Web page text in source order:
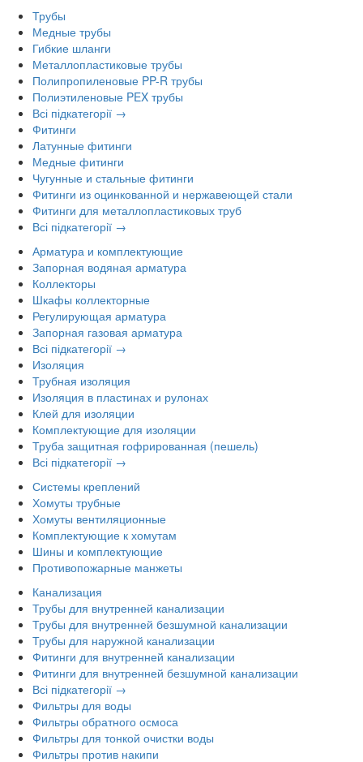
Трубы
Медные трубы
Гибкие шланги
Металлопластиковые трубы
Полипропиленовые PP-R трубы
Полиэтиленовые PEX трубы
Всі підкатегорії →
Фитинги
Латунные фитинги
Медные фитинги
Чугунные и стальные фитинги
Фитинги из оцинкованной и нержавеющей стали
Фитинги для металлопластиковых труб
Всі підкатегорії →
Арматура и комплектующие
Запорная водяная арматура
Коллекторы
Шкафы коллекторные
Регулирующая арматура
Запорная газовая арматура
Всі підкатегорії →
Изоляция
Трубная изоляция
Изоляция в пластинах и рулонах
Клей для изоляции
Комплектующие для изоляции
Труба защитная гофрированная (пешель)
Всі підкатегорії →
Системы креплений
Хомуты трубные
Хомуты вентиляционные
Комплектующие к хомутам
Шины и комплектующие
Противопожарные манжеты
Канализация
Трубы для внутренней канализации
Трубы для внутренней безшумной канализации
Трубы для наружной канализации
Фитинги для внутренней канализации
Фитинги для внутренней безшумной канализации
Всі підкатегорії →
Фильтры для воды
Фильтры обратного осмоса
Фильтры для тонкой очистки воды
Фильтры против накипи